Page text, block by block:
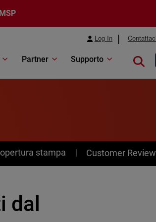
Log In Contattaci
Partner Supporto
stampa Customer
dal